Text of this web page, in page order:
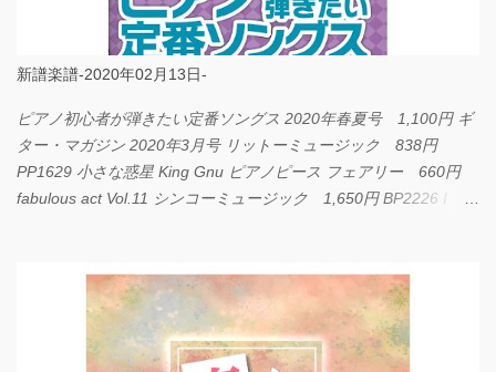
新譜楽譜-2020年02月13日-
ピアノ初心者が弾きたい定番ソングス 2020年春夏号 1,100円 ギ
ター・マガジン 2020年3月号 リットーミュージック 838円
PP1629 小さな惑星 King Gnu ピアノピース フェアリー 660円
fabulous act Vol.11 シンコーミュージック 1,650円 BP2226 I